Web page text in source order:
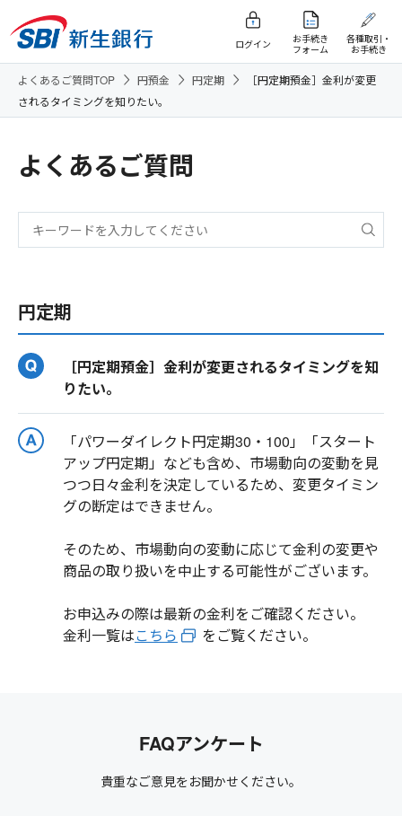
ログイン
お手続き
フォーム
各種取引・
お手続き
よくあるご質問TOP 円預金 円定期
［円定期預金］金利が変更
されるタイミングを知りたい。
よくあるご質問
円定期
［円定期預金］金利が変更されるタイミングを知
りたい。
「パワーダイレクト円定期30・100」「スタート
アップ円定期」なども含め、市場動向の変動を見
つつ日々金利を決定しているため、変更タイミン
グの断定はできません。
そのため、市場動向の変動に応じて金利の変更や
商品の取り扱いを中止する可能性がございます。
お申込みの際は最新の金利をご確認ください。
金利一覧はこちら をご覧ください。
FAQアンケート
貴重なご意見をお聞かせください。